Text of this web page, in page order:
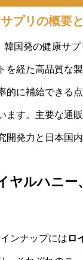
プリの概要
韓国発の健康サ
を経た高品質な
的に補給できる
ます。主要な通
開発力と日本国
ヤルハニ
ンナップには ロ